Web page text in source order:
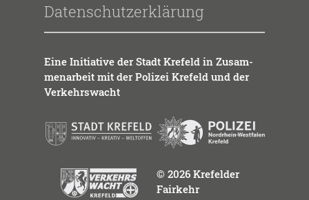
Datenschutzerklärung
Eine Initia­ti­ve der Stadt Kre­feld in Zusam­
men­ar­beit mit der Poli­zei Kre­feld und der
Ver­kehrs­wacht
© 2026 Krefelder
Fairkehr